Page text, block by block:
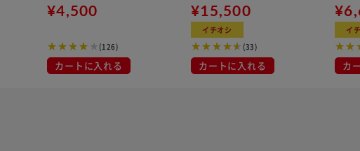
たたみ式 3連 OTM-150R ブ
メ
¥4,500
(126)
カートに入れる
ット IHガス火対応 MEGI-12
S ブラウンメタリック
¥15,500
イチオシ
(33)
カートに入れる
イ
カ